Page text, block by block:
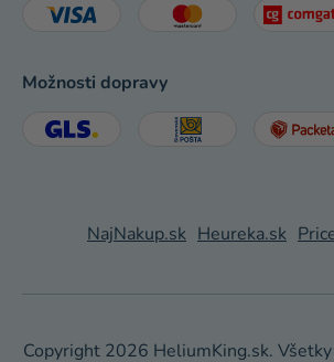
Možnosti dopravy
NajNakup.sk Heureka.sk
Copyright 2026 HeliumKing.sk.